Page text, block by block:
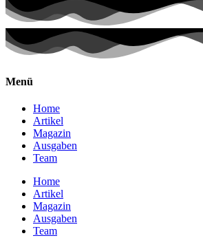
Menü
Home
Artikel
Magazin
Ausgaben
Team
Home
Artikel
Magazin
Ausgaben
Team